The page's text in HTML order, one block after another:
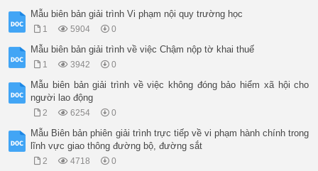
Mẫu biên bản giải trình Vi phạm nội quy trường học
1 5904 0
Mẫu biên bản giải trình về việc Chậm nộp tờ khai thuế
1 3942 0
Mẫu biên bản giải trình về việc không đóng bảo hiểm xã hội cho
người lao động
2 6254 0
Mẫu Biên bản phiên giải trình trực tiếp về vi phạm hành chính trong
lĩnh vực giao thông đường bộ, đường sắt
2 4718 0